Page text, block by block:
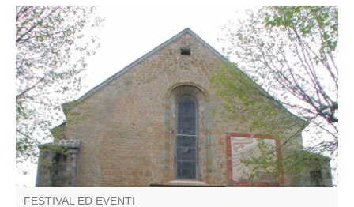
Découverte guidée du village et de son ancienne
cathédrale avec Laetitia Frassetto guide-conférencière.
FESTIVAL ED EVENTI